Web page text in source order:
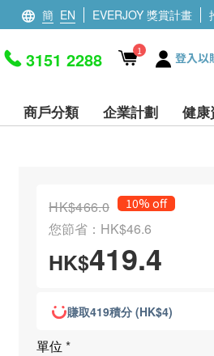
簡 EN EVERJOY 獎賞計畫
3151 2288 1 登入以
商戶分類 企業計劃 健康
HK$466.0 10% off
您節省：HK$46.6
HK$419.4
賺取419積分 (HK$4)
單位*